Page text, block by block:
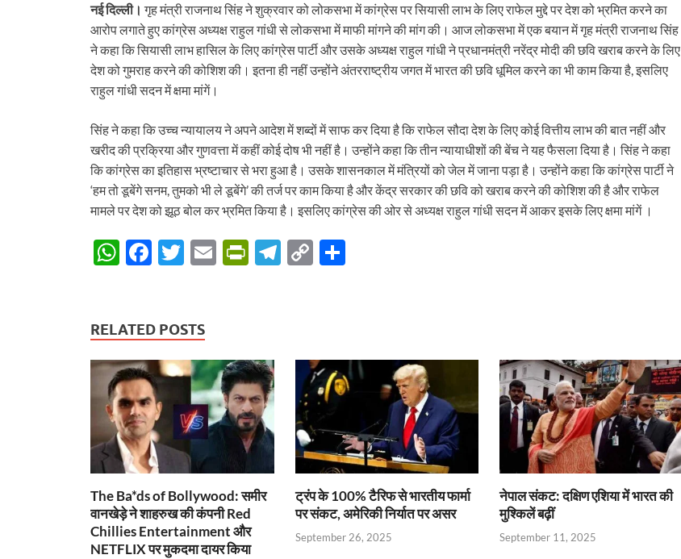
नई दिल्ली। गृह मंत्री राजनाथ सिंह ने शुक्रवार को लोकसभा में कांग्रेस पर सियासी लाभ के लिए राफेल मुद्दे पर देश को भ्रमित करने का
आरोप लगाते हुए कांग्रेस अध्यक्ष राहुल गांधी से लोकसभा में माफी मांगने की मांग की। आज लोकसभा में एक बयान में गृह मंत्री राजनाथ सिंह
ने कहा कि सियासी लाभ हासिल के लिए कांग्रेस पार्टी और उसके अध्यक्ष राहुल गांधी ने प्रधानमंत्री नरेंद्र मोदी की छवि खराब करने के लिए
देश को गुमराह करने की कोशिश की। इतना ही नहीं उन्होंने अंतरराष्ट्रीय जगत में भारत की छवि धूमिल करने का भी काम किया है, इसलिए
राहुल गांधी सदन में क्षमा मांगें।
सिंह ने कहा कि उच्च न्यायालय ने अपने आदेश में शब्दों में साफ कर दिया है कि राफेल सौदा देश के लिए कोई वित्तीय लाभ की बात नहीं और
खरीद की प्रक्रिया और गुणवत्ता में कहीं कोई दोष भी नहीं है। उन्होंने कहा कि तीन न्यायाधीशों की बेंच ने यह फैसला दिया है। सिंह ने कहा
कि कांग्रेस का इतिहास भ्रष्टाचार से भरा हुआ है। उसके शासनकाल में मंत्रियों को जेल में जाना पड़ा है। उन्होंने कहा कि कांग्रेस पार्टी ने
‘हम तो डूबेंगे सनम, तुमको भी ले डूबेंगे’ की तर्ज पर काम किया है और केंद्र सरकार की छवि को खराब करने की कोशिश की है और राफेल
मामले पर देश को झूठ बोल कर भ्रमित किया है। इसलिए कांग्रेस की ओर से अध्यक्ष राहुल गांधी सदन में आकर इसके लिए क्षमा मांगें ।
W
s
A
p
p
F
b
o
o
k
T
er
E
P
ie
n
dl
y
T
C
Li
n
k
RELATED POSTS
The Ba*ds of Bollywood: समीर
वानखेड़े ने शाहरुख की कंपनी Red
Chillies Entertainment और
NETFLIX पर मुकदमा दायर किया
ट्रंप के 100% टैरिफ से भारतीय फार्मा
पर संकट, अमेरिकी निर्यात पर असर
September 26, 2025
नेपाल संकट: दक्षिण एशिया में भारत की
मुश्किलें बढ़ीं
September 11, 2025